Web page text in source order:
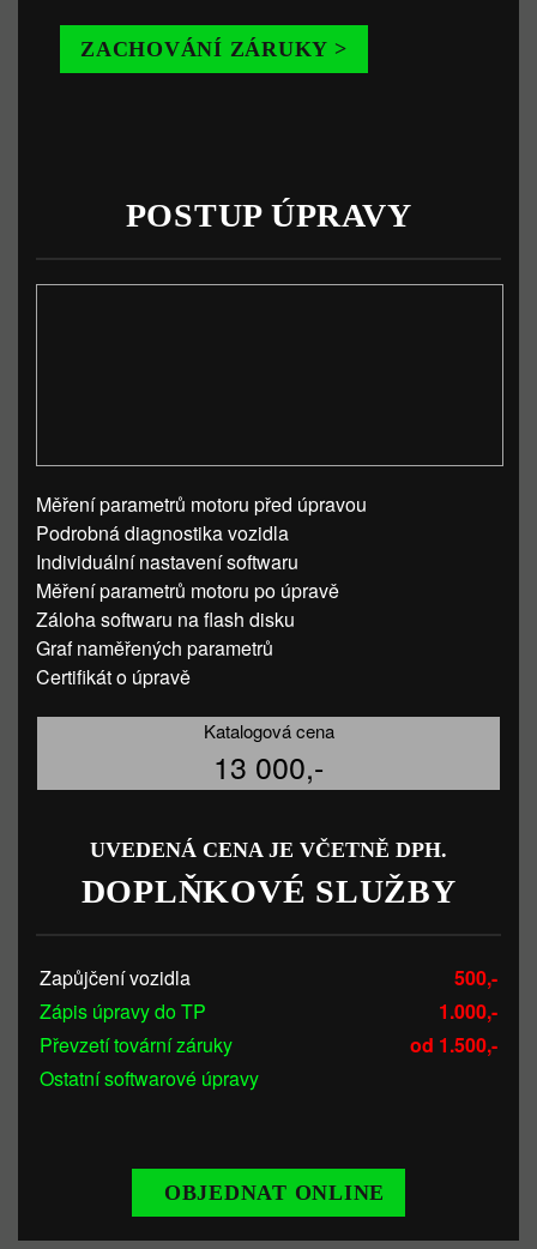
ZACHOVÁNÍ ZÁRUKY >
POSTUP ÚPRAVY
Měření parametrů motoru před úpravou
Podrobná diagnostika vozidla
Individuální nastavení softwaru
Měření parametrů motoru po úpravě
Záloha softwaru na flash disku
Graf naměřených parametrů
Certifikát o úpravě
Katalogová cena
13 000,-
UVEDENÁ CENA JE VČETNĚ DPH.
DOPLŇKOVÉ SLUŽBY
Zapůjčení vozidla
500,-
Zápis úpravy do TP
1.000,-
Převzetí tovární záruky
od 1.500,-
Ostatní softwarové úpravy
OBJEDNAT ONLINE